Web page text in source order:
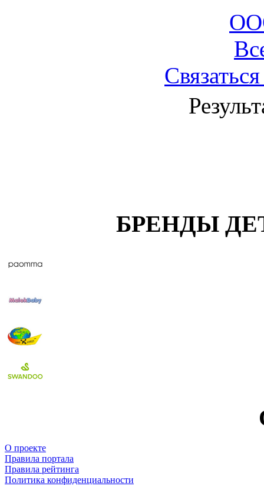
БРЕНДЫ
О проекте
Правила портала
Правила рейтинга
Политика конфиденциальности